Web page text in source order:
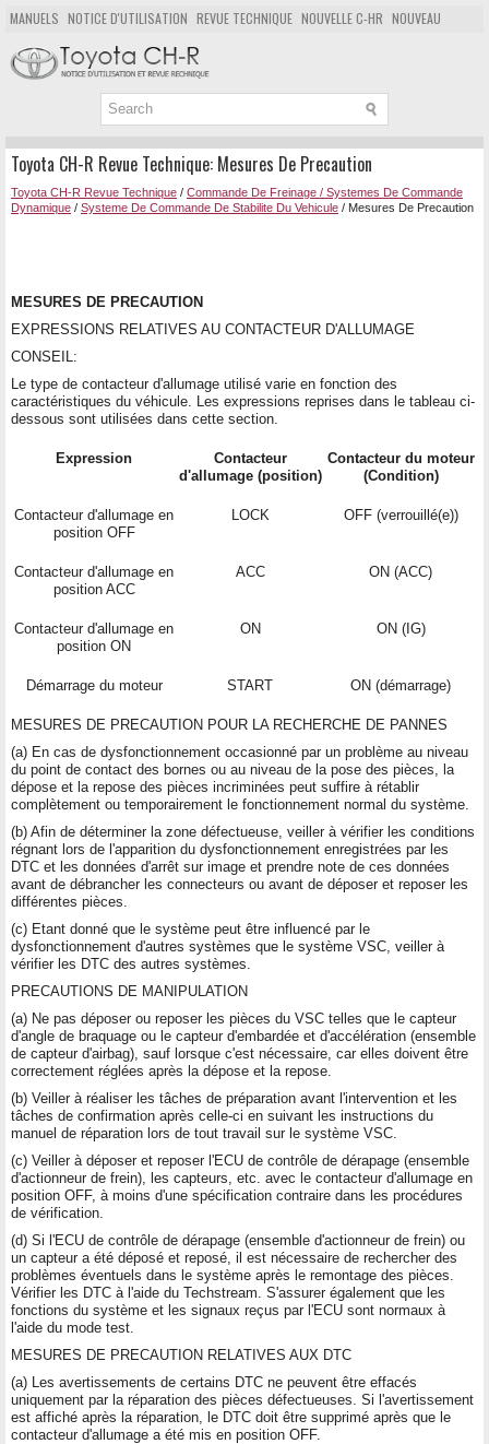
MANUELS NOTICE D'UTILISATION REVUE TECHNIQUE NOUVELLE C-HR NOUVEAU
POPULAIRE
PLAN DU SITE CHERCHER
Toyota CH-R Revue Technique: Mesures De Precaution
Toyota CH-R Revue Technique / Commande De Freinage / Systemes De Commande
Dynamique / Systeme De Commande De Stabilite Du Vehicule / Mesures De Precaution
MESURES DE PRECAUTION
EXPRESSIONS RELATIVES AU CONTACTEUR D'ALLUMAGE
CONSEIL:
Le type de contacteur d'allumage utilisé varie en fonction des
caractéristiques du véhicule. Les expressions reprises dans le tableau ci-
dessous sont utilisées dans cette section.
Expression
Contacteur
d'allumage (position)
Contacteur du moteur
(Condition)
Contacteur d'allumage en
position OFF
LOCK OFF (verrouillé(e))
Contacteur d'allumage en
position ACC
ACC ON (ACC)
Contacteur d'allumage en
position ON
ON ON (IG)
Démarrage du moteur START ON (démarrage)
MESURES DE PRECAUTION POUR LA RECHERCHE DE PANNES
(a) En cas de dysfonctionnement occasionné par un problème au niveau
du point de contact des bornes ou au niveau de la pose des pièces, la
dépose et la repose des pièces incriminées peut suffire à rétablir
complètement ou temporairement le fonctionnement normal du système.
(b) Afin de déterminer la zone défectueuse, veiller à vérifier les conditions
régnant lors de l'apparition du dysfonctionnement enregistrées par les
DTC et les données d'arrêt sur image et prendre note de ces données
avant de débrancher les connecteurs ou avant de déposer et reposer les
différentes pièces.
(c) Etant donné que le système peut être influencé par le
dysfonctionnement d'autres systèmes que le système VSC, veiller à
vérifier les DTC des autres systèmes.
PRECAUTIONS DE MANIPULATION
(a) Ne pas déposer ou reposer les pièces du VSC telles que le capteur
d'angle de braquage ou le capteur d'embardée et d'accélération (ensemble
de capteur d'airbag), sauf lorsque c'est nécessaire, car elles doivent être
correctement réglées après la dépose et la repose.
(b) Veiller à réaliser les tâches de préparation avant l'intervention et les
tâches de confirmation après celle-ci en suivant les instructions du
manuel de réparation lors de tout travail sur le système VSC.
(c) Veiller à déposer et reposer l'ECU de contrôle de dérapage (ensemble
d'actionneur de frein), les capteurs, etc. avec le contacteur d'allumage en
position OFF, à moins d'une spécification contraire dans les procédures
de vérification.
(d) Si l'ECU de contrôle de dérapage (ensemble d'actionneur de frein) ou
un capteur a été déposé et reposé, il est nécessaire de rechercher des
problèmes éventuels dans le système après le remontage des pièces.
Vérifier les DTC à l'aide du Techstream. S'assurer également que les
fonctions du système et les signaux reçus par l'ECU sont normaux à
l'aide du mode test.
MESURES DE PRECAUTION RELATIVES AUX DTC
(a) Les avertissements de certains DTC ne peuvent être effacés
uniquement par la réparation des pièces défectueuses. Si l'avertissement
est affiché après la réparation, le DTC doit être supprimé après que le
contacteur d'allumage a été mis en position OFF.